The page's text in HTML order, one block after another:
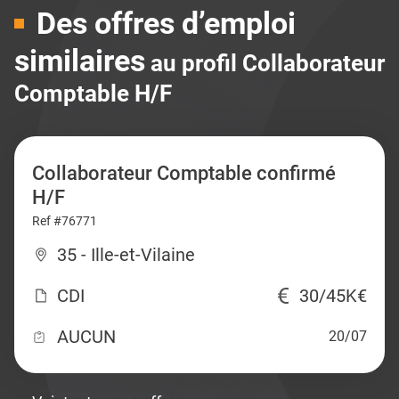
Des offres d’emploi
similaires au profil Collaborateur
Comptable H/F
Collaborateur Comptable confirmé
H/F
Ref #76771
35 - Ille-et-Vilaine
CDI
30/45K€
AUCUN
20/07